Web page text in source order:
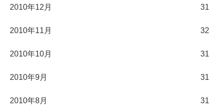
2010年12月 31
2010年11月 32
2010年10月 31
2010年9月 31
2010年8月 31